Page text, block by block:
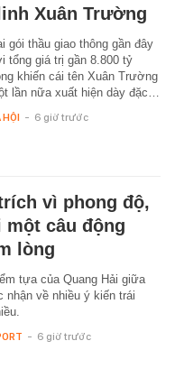
Xuân Trường
gói thầu giao thông gần đây
tổng giá trị gần 8.800 tỷ
khiến cái tên Xuân Trường
lần nữa xuất hiện dày đặc…
HỘI - 6 giờ trước
vì phong độ,
một câu động
lòng
tựa của Quang Hải giữa
nhận về nhiều ý kiến trái
- 6 giờ trước